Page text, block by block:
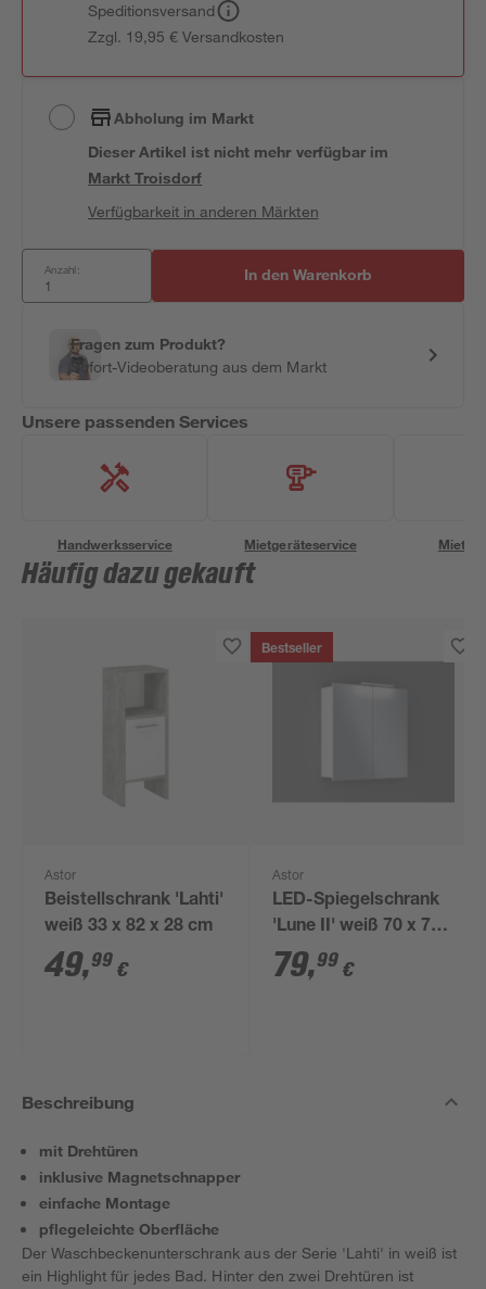
Speditionsversand
Zzgl. 19,95 € Versandkosten
Abholung im Markt
Dieser Artikel ist nicht mehr verfügbar im
MarktTroisdorf
Verfügbarkeit in anderen Märkten
Anzahl: In den Warenkorb
Fragen zum Produkt?
Sofort-Videoberatung aus dem Markt
Unsere passenden Services
Handwerksservice Mietgeräteservice
Häufig dazu gekauft
Astor
Beistellschrank 'Lahti'
weiß 33 x 82 x 28 cm
49,99 €
Bestseller
Astor
LED-Spiegelschrank
'Lune II' weiß 70 x 70
x 16 cm
79,99 €
Beschreibung
mit Drehtüren
inklusive Magnetschnapper
einfache Montage
pflegeleichte Oberfläche
Der Waschbeckenunterschrank aus der Serie 'Lahti' in weiß ist
ein Highlight für jedes Bad. Hinter den zwei Drehtüren ist